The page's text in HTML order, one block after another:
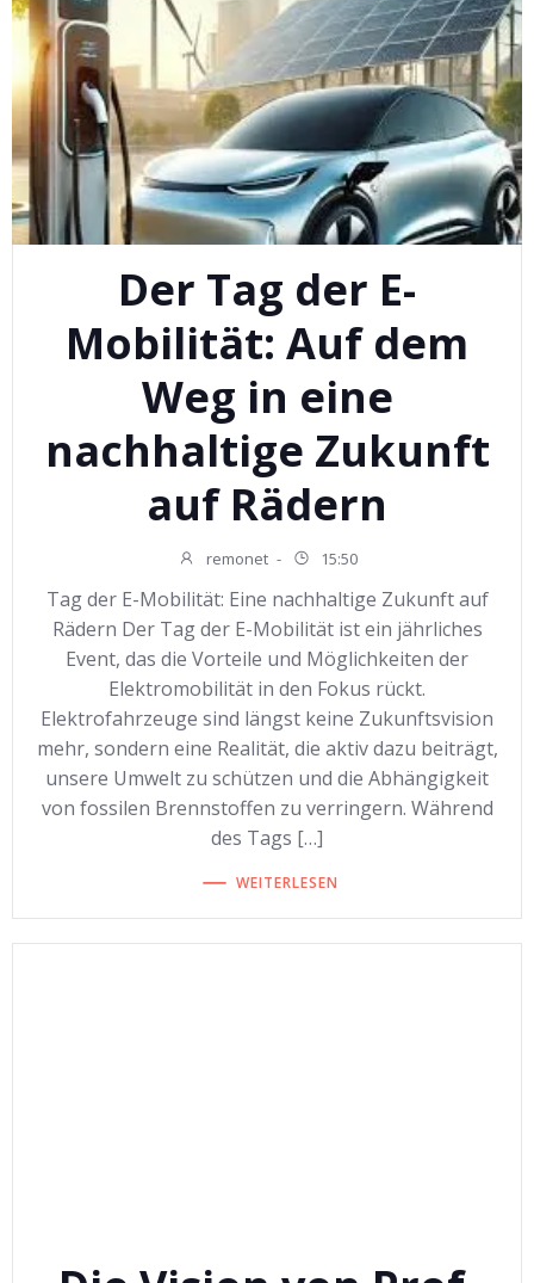
Der Tag der E-
Mobilität: Auf dem
Weg in eine
nachhaltige Zukunft
auf Rädern
remonet - 15:50
Tag der E-Mobilität: Eine nachhaltige Zukunft auf
Rädern Der Tag der E-Mobilität ist ein jährliches
Event, das die Vorteile und Möglichkeiten der
Elektromobilität in den Fokus rückt.
Elektrofahrzeuge sind längst keine Zukunftsvision
mehr, sondern eine Realität, die aktiv dazu beiträgt,
unsere Umwelt zu schützen und die Abhängigkeit
von fossilen Brennstoffen zu verringern. Während
des Tags […]
WEITERLESEN